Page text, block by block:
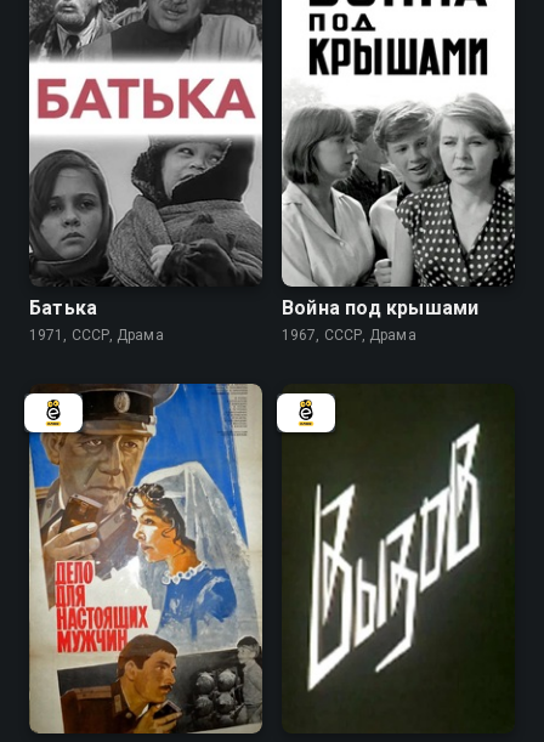
6.3
Батька
1971, СССР, Драма
6.2
Война под крышами
1967, СССР, Драма
6.2